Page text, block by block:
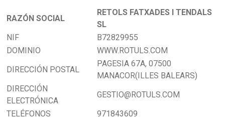
RAZÓN SOCIAL
RETOLS FATXADES I TENDALS
SL
NIF
B72829955
DOMINIO
WWW.ROTULS.COM
DIRECCIÓN POSTAL
PAGESIA 67A, 07500
MANACOR(ILLES BALEARS)
DIRECCIÓN
ELECTRÓNICA
GESTIO@ROTULS.COM
TELÉFONOS
971843609